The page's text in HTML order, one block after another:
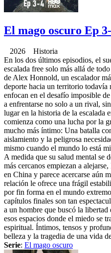
El mago oscuro Ep
2026 Historia
En los dos últimos episodios, el
escalada free solo más allá de
de Alex Honnold, un escalador
deporte hacia un territorio todavía
enfocan en el desafío imposible
a enfrentarse no solo a un rival,
lugar en la historia de la escalada
comienza como una lucha por la
mucho más íntimo: Una batalla
aislamiento y la peligrosa
mismo cuando el mundo lo está
A medida que su salud mental se
más cercanos empiezan a
en China y parece acercarse aún
relación le ofrece una frágil
por fin forma en el mundo
capítulos finales son tan
a un hombre que buscó la libertad
esos espacios donde el miedo se
espiritual. Íntimos, tensos y
belleza y la tragedia de una vida
Serie: El mago oscuro